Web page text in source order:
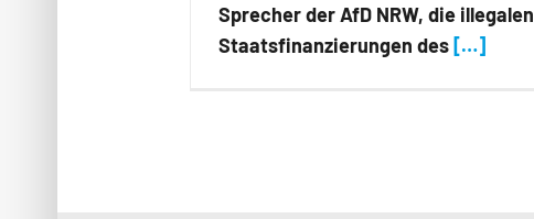
Sprecher der AfD NRW, die illegalen
Staatsfinanzierungen des[…]